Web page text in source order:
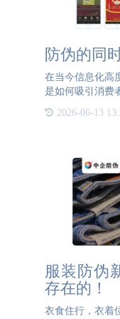
防伪的同
在当今信息化高
是如何吸引消费
准、高效的特点
2026-06-13
服装防伪
存在的！
衣食住行，衣着